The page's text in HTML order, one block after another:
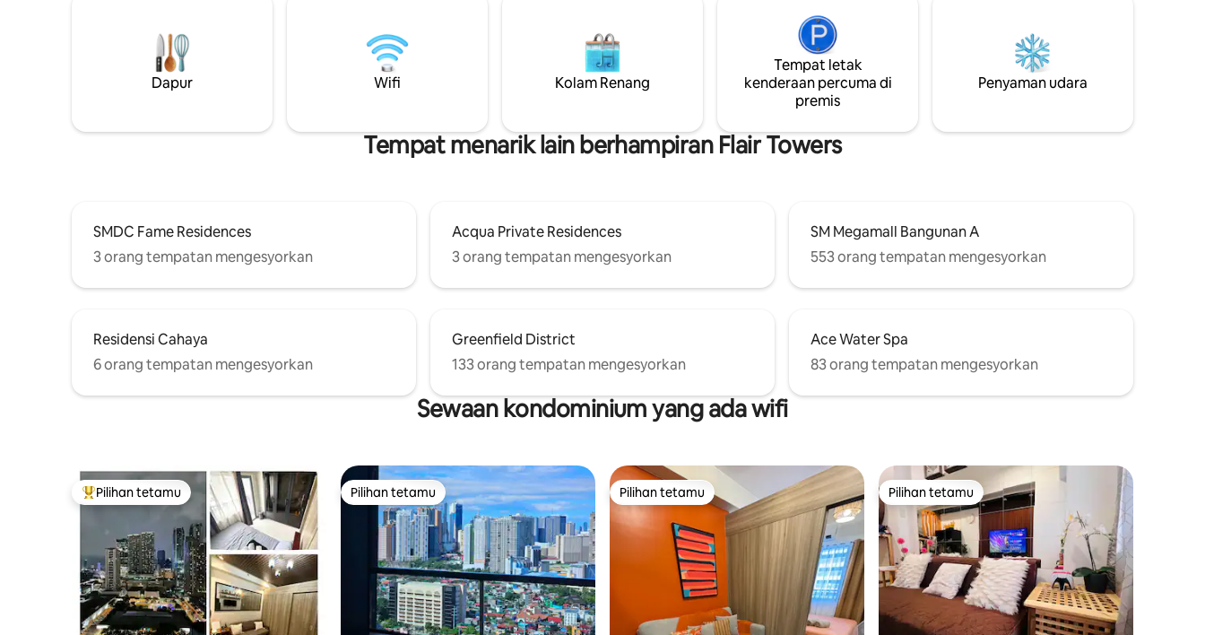
yang paling selesa? Tempah penginapan
anda di Neko Haven hari ini dan mulakan
pengembaraan!😻
dengan Alexa ✔ Kolam renang ✔ Light
Mall Lihat lebih lanjut di bawah
Perniagaan Pusat Ortigas, Mandaluyong
dan Makati. Sangat mudah diakses ke
pusat membeli-belah dan pengangkutan
awam. Bangunan ini dijaga 24/7 untuk
keselamatan dan ketenangan fikiran
minit dari Mandaluyong, Ortigas,
Rockwell, Makati, & BGC. Sangat mudah
diakses ke pusat membeli-belah,
restoran, pasar raya & pengangkutan
Dapur Wifi Kolam Renang
Tempat letak
kenderaan percuma di
premis
Penyaman udara
Tempat menarik lain berhampiran Flair Towers
SMDC Fame Residences
3 orang tempatan mengesyorkan
Acqua Private Residences
3 orang tempatan mengesyorkan
SM Megamall Bangunan A
553 orang tempatan mengesyorkan
Residensi Cahaya
6 orang tempatan mengesyorkan
Greenfield District
133 orang tempatan mengesyorkan
Ace Water Spa
83 orang tempatan mengesyorkan
Sewaan kondominium yang ada wifi
Pilihan utama tetamu
Pilihan tetamu Pilihan tetamu
Pilihan tetamu Pilihan tetamu
Pilihan tetamu Pilihan tetamu
Pilihan tetamu